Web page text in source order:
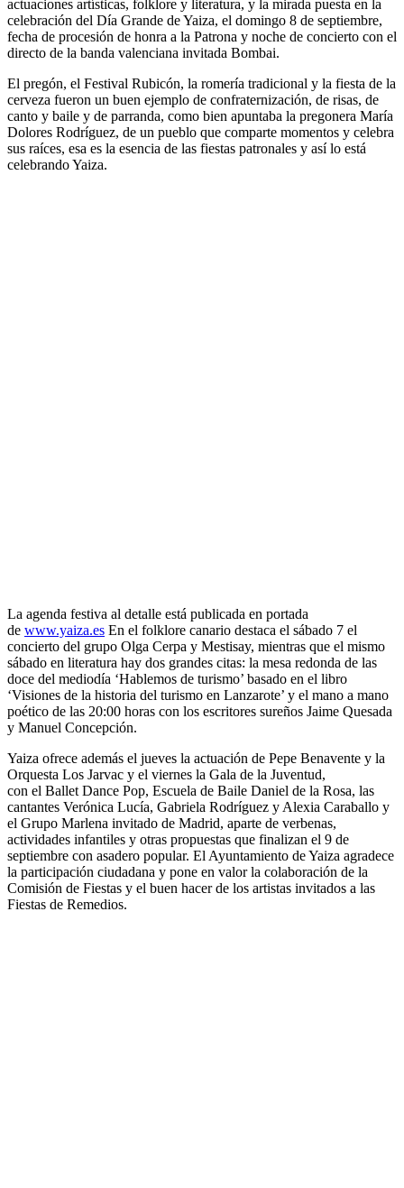
actuaciones artísticas, folklore y literatura, y la mirada puesta en la
celebración del Día Grande de Yaiza, el domingo 8 de septiembre,
fecha de procesión de honra a la Patrona y noche de concierto con el
directo de la banda valenciana invitada Bombai.
El pregón, el Festival Rubicón, la romería tradicional y la fiesta de la
cerveza fueron un buen ejemplo de confraternización, de risas, de
canto y baile y de parranda, como bien apuntaba la pregonera María
Dolores Rodríguez, de un pueblo que comparte momentos y celebra
sus raíces, esa es la esencia de las fiestas patronales y así lo está
celebrando Yaiza.
La agenda festiva al detalle está publicada en portada
de www.yaiza.es En el folklore canario destaca el sábado 7 el
concierto del grupo Olga Cerpa y Mestisay, mientras que el mismo
sábado en literatura hay dos grandes citas: la mesa redonda de las
doce del mediodía ‘Hablemos de turismo’ basado en el libro
‘Visiones de la historia del turismo en Lanzarote’ y el mano a mano
poético de las 20:00 horas con los escritores sureños Jaime Quesada
y Manuel Concepción.
Yaiza ofrece además el jueves la actuación de Pepe Benavente y la
Orquesta Los Jarvac y el viernes la Gala de la Juventud,
con el Ballet Dance Pop, Escuela de Baile Daniel de la Rosa, las
cantantes Verónica Lucía, Gabriela Rodríguez y Alexia Caraballo y
el Grupo Marlena invitado de Madrid, aparte de verbenas,
actividades infantiles y otras propuestas que finalizan el 9 de
septiembre con asadero popular. El Ayuntamiento de Yaiza agradece
la participación ciudadana y pone en valor la colaboración de la
Comisión de Fiestas y el buen hacer de los artistas invitados a las
Fiestas de Remedios.